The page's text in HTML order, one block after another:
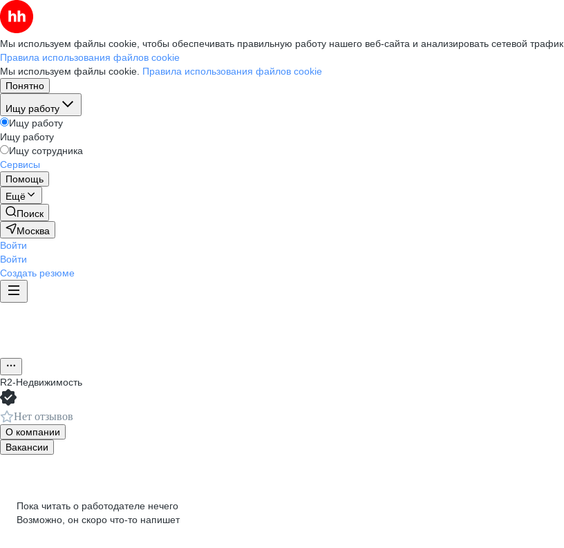
Мы используем файлы cookie, чтобы обеспечивать правильную работу нашего веб-сайта и анализировать сетевой трафик.
Правила использования файлов cookie
Мы используем файлы cookie. Правила использования файлов cookie
Понятно
Ищу работу
Ищу работу
Ищу работу
Ищу сотрудника
Сервисы
Помощь
Ещё
Поиск
Москва
Войти
Войти
Создать резюме
R2-Недвижимость
Нет отзывов
О компании
Вакансии
Пока читать о работодателе нечего
Возможно, он скоро что‑то напишет